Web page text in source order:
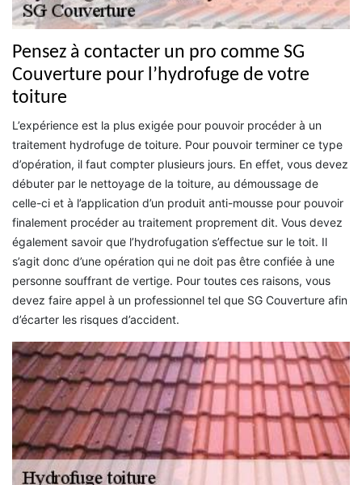
Pensez à contacter un pro comme SG
Couverture pour l’hydrofuge de votre
toiture
L’expérience est la plus exigée pour pouvoir procéder à un
traitement hydrofuge de toiture. Pour pouvoir terminer ce type
d’opération, il faut compter plusieurs jours. En effet, vous devez
débuter par le nettoyage de la toiture, au démoussage de
celle-ci et à l’application d’un produit anti-mousse pour pouvoir
finalement procéder au traitement proprement dit. Vous devez
également savoir que l’hydrofugation s’effectue sur le toit. Il
s’agit donc d’une opération qui ne doit pas être confiée à une
personne souffrant de vertige. Pour toutes ces raisons, vous
devez faire appel à un professionnel tel que SG Couverture afin
d’écarter les risques d’accident.